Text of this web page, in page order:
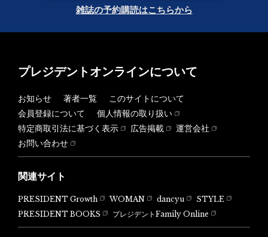
雑誌の予約購読はこちらから
プレジデントオンラインについて
お知らせ 著者一覧
このサイトについて
会員登録について
個人情報の取り扱い
特定商取引法に基づく表示
広告掲載
運営会社
お問い合わせ
関連サイト
PRESIDENT Growth WOMAN dancyu
STYLE
PRESIDENT BOOKS
プレジデントFamily Online